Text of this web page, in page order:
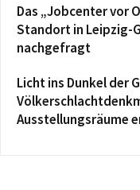
Das „Jobcenter vor
Standort in Leipzig-
nachgefragt
Licht ins Dunkel der
Ausstellungsräume